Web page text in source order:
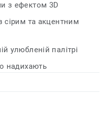
з ефектом 3D
сірим та акцентним
улюбленій палітрі
надихають